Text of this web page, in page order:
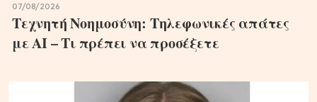
07/08/2026
Τεχνητή Νοημοσύνη: Τηλεφωνικές απάτες
με ΑΙ – Τι πρέπει να προσέξετε